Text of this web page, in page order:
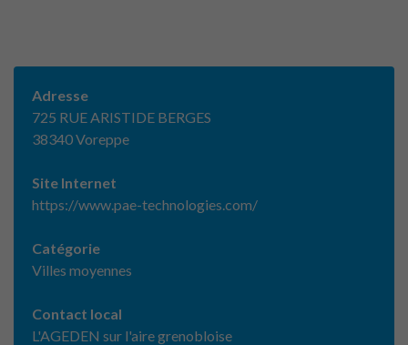
Adresse
725 RUE ARISTIDE BERGES
38340 Voreppe
Site Internet
https://www.pae-technologies.com/
Catégorie
Villes moyennes
Contact local
L'AGEDEN sur l'aire grenobloise